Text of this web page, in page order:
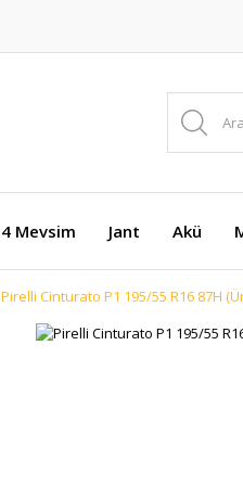
4 Mevsim Jant Akü
Pirelli Cinturato P1 195/55 R16 87H